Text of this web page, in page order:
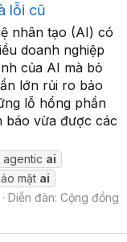
lỗi cũ
nhân tạo (AI) có
doanh nghiệp
của AI mà bỏ
lớn rủi ro bảo
lỗ hổng phần
báo vừa được các
agentic ai
mật ai
Diễn đàn: Cộng đồng